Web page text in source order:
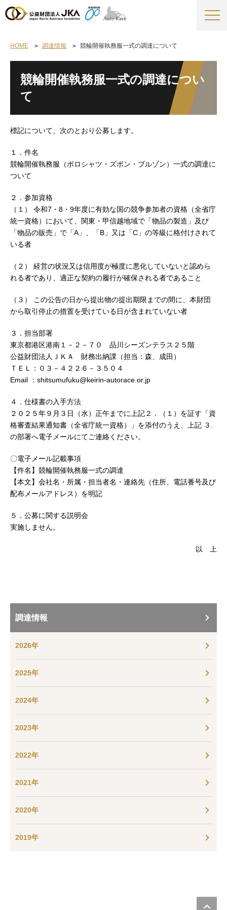
HOME 調達情報 競輪開催執務服一式の調達について
競輪開催執務服一式の調達につい
て
標記について、次のとおり公募します。
１．件名
競輪開催執務服（ポロシャツ・ズボン・ブルゾン）一式の調達に
ついて
２．参加資格
（１） 令和7・8・9年度に有効な国の競争参加者の資格（全省庁
統一資格）において、関東・甲信越地域で「物品の製造」及び
「物品の販売」で「A」、「B」又は「C」の等級に格付けされて
いる者
（２） 経営の状況又は信用度が極度に悪化していないと認めら
れる者であり、適正な契約の履行が確保される者であること
（３） この公告の日から提出物の提出期限までの間に、本財団
から取引停止の措置を受けている日が含まれていない者
３．担当部署
東京都港区港南１－２－７０ 品川シーズンテラス２５階
公益財団法人ＪＫＡ 財務出納課（担当：森、成田）
ＴＥＬ：０３－４２２６－３５０４
Email ：shitsumufuku@keirin-autorace.or.jp
４．仕様書の入手方法
２０２５年９月３日（水）正午までに上記２．（１）を証す「資
格審査結果通知書（全省庁統一資格）」を添付のうえ、上記 ３.
の部署へ電子メールにてご連絡ください。
〇電子メール記載事項
【件名】競輪開催執務服一式の調達
【本文】会社名・所属・担当者名・連絡先（住所、電話番号及び
配布メールアドレス）を明記
５．公募に関する説明会
実施しません。
以 上
調達情報
2026年
2025年
2024年
2023年
2022年
2021年
2020年
2019年